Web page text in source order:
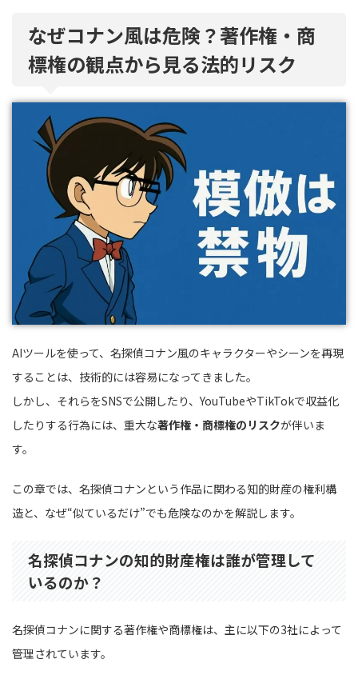
なぜコナン風は危険？著作権・商
標権の観点から見る法的リスク
AIツールを使って、名探偵コナン風のキャラクターやシーンを再現
することは、技術的には容易になってきました。
しかし、それらをSNSで公開したり、YouTubeやTikTokで収益化
したりする行為には、重大な著作権・商標権のリスクが伴いま
す。
この章では、名探偵コナンという作品に関わる知的財産の権利構
造と、なぜ“似ているだけ”でも危険なのかを解説します。
名探偵コナンの知的財産権は誰が管理して
いるのか？
名探偵コナンに関する著作権や商標権は、主に以下の3社によって
管理されています。